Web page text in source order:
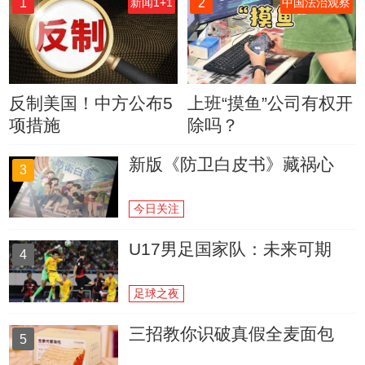
1 新闻1+1
反制美国！中方公布5
项措施
2 中国法治观察
上班“摸鱼”公司有权开
除吗？
3 新版《防卫白皮书》藏祸心
今日关注
4 U17男足国家队：未来可期
足球之夜
5 三招教你识破真假全麦面包